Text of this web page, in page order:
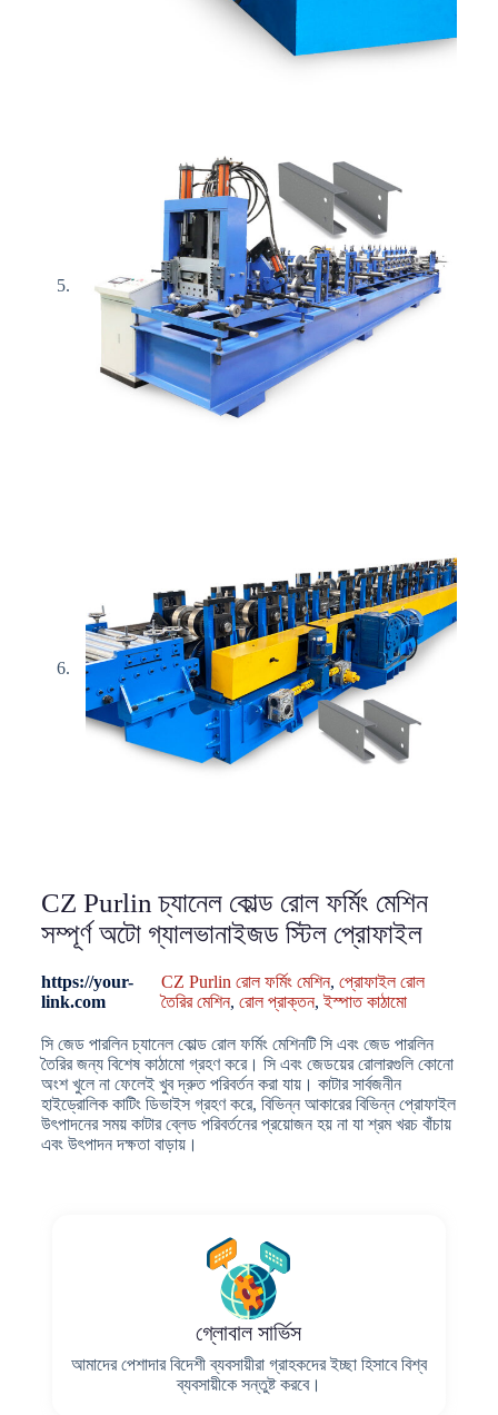
CZ Purlin চ্যানেল কোল্ড রোল ফর্মিং মেশিন
সম্পূর্ণ অটো গ্যালভানাইজড স্টিল প্রোফাইল
https://your-
link.com
CZ Purlin রোল ফর্মিং মেশিন, প্রোফাইল রোল
তৈরির মেশিন, রোল প্রাক্তন,ইস্পাত কাঠামো
সি জেড পারলিন চ্যানেল কোল্ড রোল ফর্মিং মেশিনটি সি এবং জেড পারলিন
তৈরির জন্য বিশেষ কাঠামো গ্রহণ করে। সি এবং জেডয়ের রোলারগুলি কোনো
অংশ খুলে না ফেলেই খুব দ্রুত পরিবর্তন করা যায়। কাটার সার্বজনীন
হাইড্রোলিক কাটিং ডিভাইস গ্রহণ করে, বিভিন্ন আকারের বিভিন্ন প্রোফাইল
উৎপাদনের সময় কাটার ব্লেড পরিবর্তনের প্রয়োজন হয় না যা শ্রম খরচ বাঁচায়
এবং উৎপাদন দক্ষতা বাড়ায়।
গ্লোবাল সার্ভিস
আমাদের পেশাদার বিদেশী ব্যবসায়ীরা গ্রাহকদের ইচ্ছা হিসাবে বিশ্ব
ব্যবসায়ীকে সন্তুষ্ট করবে।